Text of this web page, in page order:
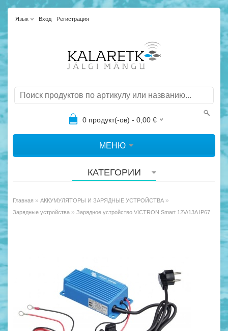
Язык Вход Регистрация
0 продукт(-ов) - 0,00 €
МЕНЮ
КАТЕГОРИИ
Главная » АККУМУЛЯТОРЫ И ЗАРЯДНЫЕ УСТРОЙСТВА »
Зарядные устройства » Зарядное устройство VICTRON Smart 12V/13A IP67